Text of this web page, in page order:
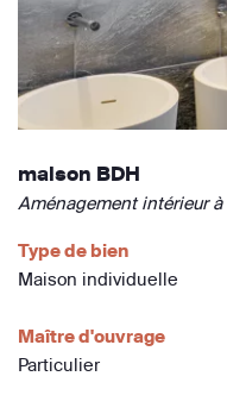
maison BDH
Aménagement intérieur
Type de bien
Maison individuelle
Maître d'ouvrage
Particulier